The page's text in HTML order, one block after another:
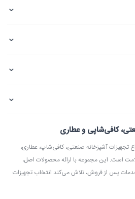
⌄
⌄
⌄
⌄
کافی‌شاپی و عطاری
تجهیزات آشپزخانه صنعتی، کافی‌شاپ، عطاری،
است. این مجموعه با ارائه محصولات اصل،
پس از فروش، تلاش می‌کند انتخاب تجهیزات